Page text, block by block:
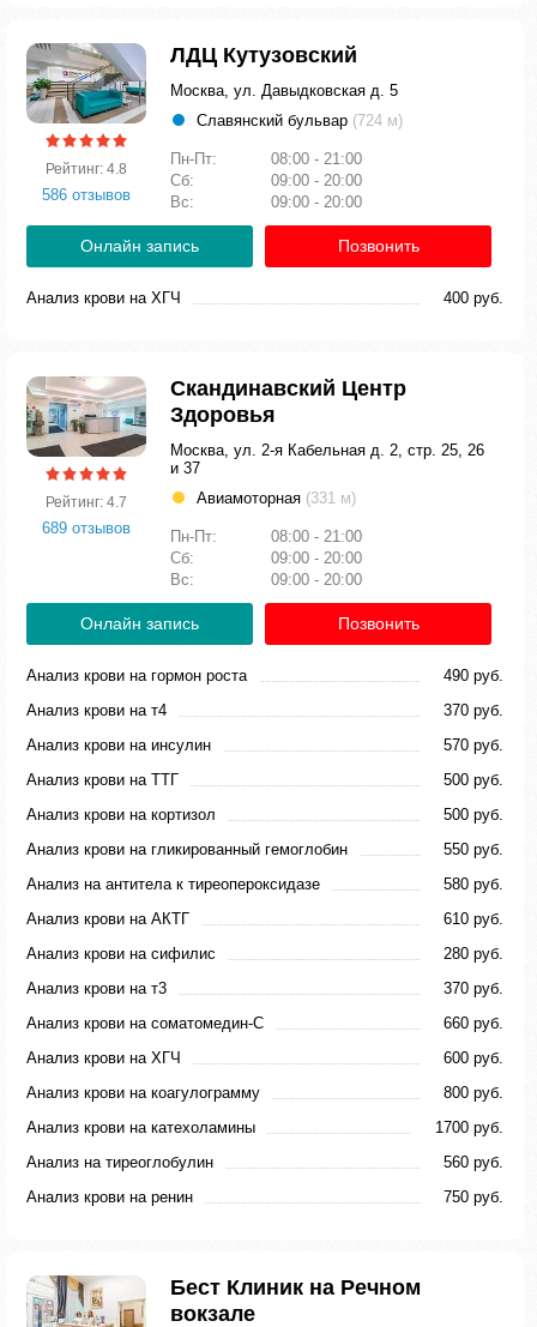
Рейтинг: 4.8
586 отзывов
ЛДЦ Кутузовский
Москва, ул. Давыдковская д. 5
Славянский бульвар (724 м)
Пн-Пт:
08:00 - 21:00
Сб:
09:00 - 20:00
Вс:
09:00 - 20:00
Онлайн запись Позвонить
Анализ крови на ХГЧ 400 руб.
Рейтинг: 4.7
689 отзывов
Скандинавский Центр
Здоровья
Москва, ул. 2-я Кабельная д. 2, стр. 25, 26
и 37
Авиамоторная (331 м)
Пн-Пт:
08:00 - 21:00
Сб:
09:00 - 20:00
Вс:
09:00 - 20:00
Онлайн запись Позвонить
Анализ крови на гормон роста
490 руб.
Анализ крови на т4
370 руб.
Анализ крови на инсулин
570 руб.
Анализ крови на ТТГ
500 руб.
Анализ крови на кортизол
500 руб.
Анализ крови на гликированный гемоглобин
550 руб.
Анализ на антитела к тиреопероксидазе
580 руб.
Анализ крови на АКТГ
610 руб.
Анализ крови на сифилис
280 руб.
Анализ крови на т3
370 руб.
Анализ крови на соматомедин-С
660 руб.
Анализ крови на ХГЧ
600 руб.
Анализ крови на коагулограмму
800 руб.
Анализ крови на катехоламины
1700 руб.
Анализ на тиреоглобулин
560 руб.
Анализ крови на ренин
750 руб.
Бест Клиник на Речном
вокзале